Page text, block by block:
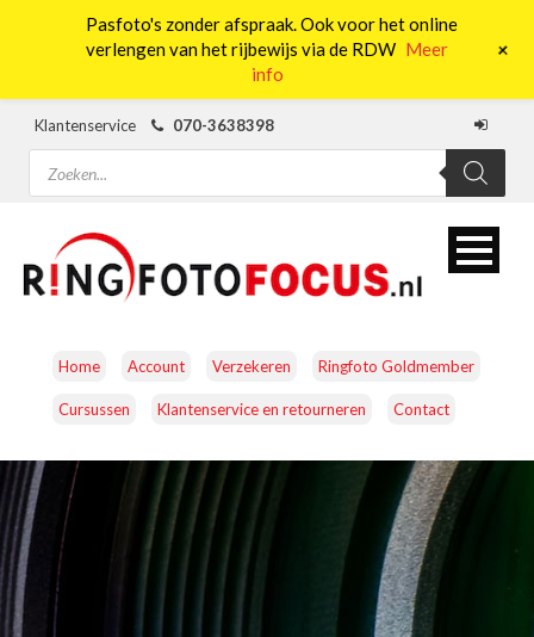
Klantenservice
070-3638398
Producten
zoeken
Home Account Verzekeren Ringfoto Goldmember
Cursussen Klantenservice en retourneren Contact
CAMERA’S OBJECTIEVEN ACCESSOIRES
NATUUROBSERVATIE
STUDIOFOTOGRAFIE
Pasfoto's zonder afspraak. Ook voor het online
verlengen van het rijbewijs via de RDW Meer
info
+